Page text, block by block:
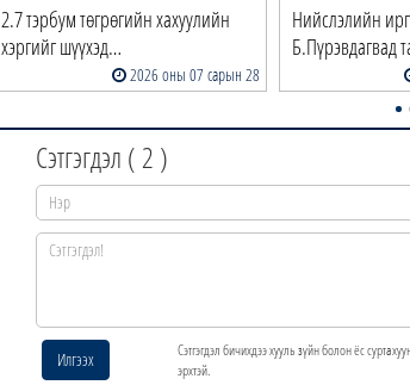
2.7 тэрбум төгрөгийн хахуулийн
хэргийг шүүхэд…
2026 оны 07 сарын 28
Нийслэлийн
Б.Пүрэвдагвад
Сэтгэгдэл (2 )
Илгээх
Сэтгэгдэл бичихдээ хууль зүйн болон ёс
эрхтэй.